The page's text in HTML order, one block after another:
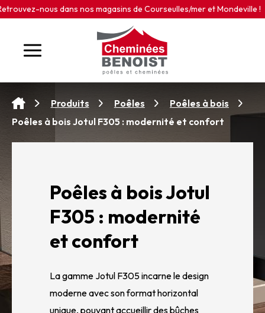
dans nos magasins de Courseulles/mer et Mondeville !
Produits Poêles
Poêles à bois
Poêles à bois Jotul F305 : modernité et confort
Poêles à bois Jotul
F305 : modernité
et confort
La gamme Jotul F305 incarne le design
moderne avec son format horizontal
unique, pouvant accueillir des bûches
Panneau de gestion des cookies